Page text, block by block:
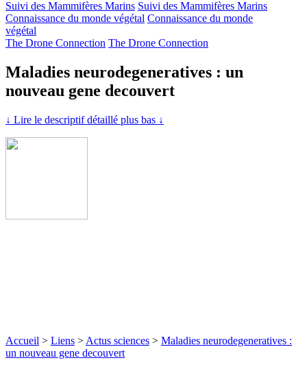
Suivi des Mammifères Marins Suivi des Mammifères Marins
Connaissance du monde végétal Connaissance du monde
végétal
The Drone Connection The Drone Connection
Maladies neurodegeneratives : un
nouveau gene decouvert
↓ Lire le descriptif détaillé plus bas ↓
Accueil > Liens > Actus sciences > Maladies neurodegeneratives :
un nouveau gene decouvert